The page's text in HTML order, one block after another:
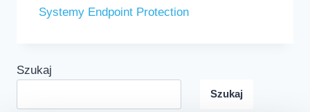
Systemy Endpoint Protection
Szukaj
Szukaj